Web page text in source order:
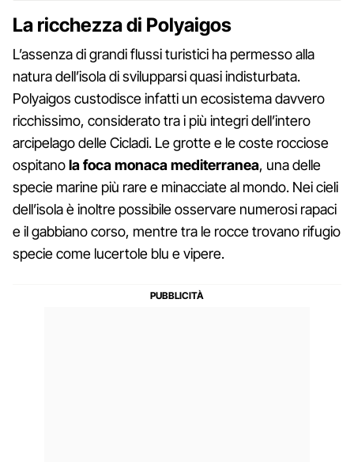
La ricchezza di Polyaigos
L’assenza di grandi flussi turistici ha permesso alla
natura dell’isola di svilupparsi quasi indisturbata.
Polyaigos custodisce infatti un ecosistema davvero
ricchissimo, considerato tra i più integri dell’intero
arcipelago delle Cicladi. Le grotte e le coste rocciose
ospitanola foca monaca mediterranea, una delle
specie marine più rare e minacciate al mondo. Nei cieli
dell’isola è inoltre possibile osservare numerosi rapaci
e il gabbiano corso, mentre tra le rocce trovano rifugio
specie come lucertole blu e vipere.